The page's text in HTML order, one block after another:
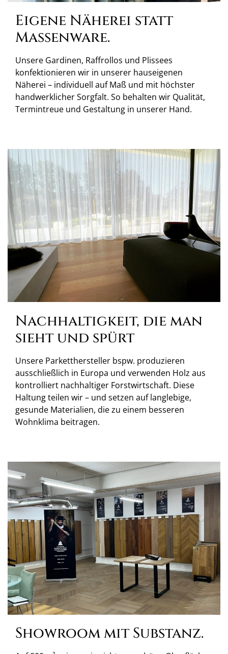
Eigene Näherei statt
Massenware.
Unsere Gardinen, Raffrollos und Plissees
konfektionieren wir in unserer hauseigenen
Näherei – individuell auf Maß und mit höchster
handwerklicher Sorgfalt. So behalten wir Qualität,
Termintreue und Gestaltung in unserer Hand.
Nachhaltigkeit, die man
sieht und spürt
Unsere Parketthersteller bspw. produzieren
ausschließlich in Europa und verwenden Holz aus
kontrolliert nachhaltiger Forstwirtschaft. Diese
Haltung teilen wir – und setzen auf langlebige,
gesunde Materialien, die zu einem besseren
Wohnklima beitragen.
Showroom mit Substanz.